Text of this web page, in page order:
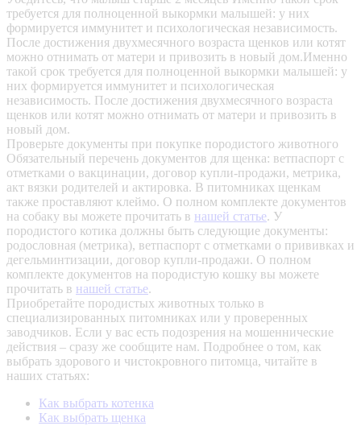
требуется для полноценной выкормки малышей: у них
формируется иммунитет и психологическая независимость.
После достижения двухмесячного возраста щенков или котят
можно отнимать от матери и привозить в новый дом.Именно
такой срок требуется для полноценной выкормки малышей: у
них формируется иммунитет и психологическая
независимость. После достижения двухмесячного возраста
щенков или котят можно отнимать от матери и привозить в
новый дом.
Проверьте документы при покупке породистого животного
Обязательный перечень документов для щенка: ветпаспорт с
отметками о вакцинации, договор купли-продажи, метрика,
акт вязки родителей и актировка. В питомниках щенкам
также проставляют клеймо. О полном комплекте документов
на собаку вы можете прочитать в нашей статье. У
породистого котика должны быть следующие документы:
родословная (метрика), ветпаспорт с отметками о прививках и
дегельминтизации, договор купли-продажи. О полном
комплекте документов на породистую кошку вы можете
прочитать в нашей статье.
Приобретайте породистых животных только в
специализированных питомниках или у проверенных
заводчиков. Если у вас есть подозрения на мошеннические
действия – сразу же сообщите нам. Подробнее о том, как
выбрать здорового и чистокровного питомца, читайте в
наших статьях:
Как выбрать котенка
Как выбрать щенка